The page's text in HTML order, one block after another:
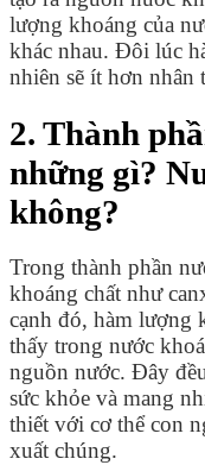
lượng khoáng của
khác nhau. Đôi lúc
nhiên sẽ ít hơn nhân
2. Thành
những gì?
không?
Trong thành phần
khoáng chất như
cạnh đó, hàm lượng
thấy trong nước
nguồn nước. Đây
sức khỏe và mang
thiết với cơ thể con
xuất chúng.